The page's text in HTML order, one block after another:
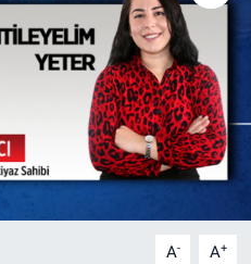
A- A+